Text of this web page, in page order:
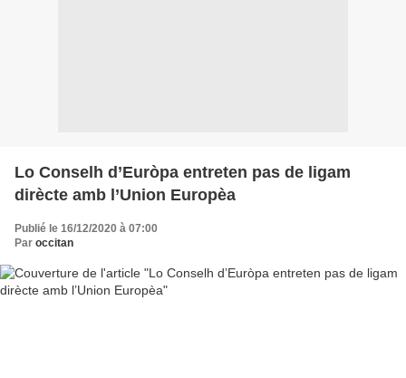
Lo Conselh d’Euròpa entreten pas de ligam
dirècte amb l’Union Europèa
Publié le 16/12/2020 à 07:00
Par occitan